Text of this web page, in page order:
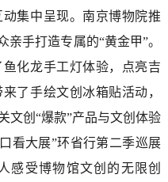
集中呈现。南京博物院推
亲手打造专属的“黄金甲”。
化龙手工灯体验，点亮吉
了手绘文创冰箱贴活动，
文创“爆款”产品与文创体验
看大展”环省行第二季巡展
感受博物馆文创的无限创